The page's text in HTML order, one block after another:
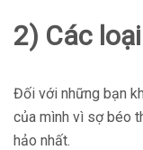
2) Các
Đối với những bạn
của mình vì sợ béo
hảo nhất.